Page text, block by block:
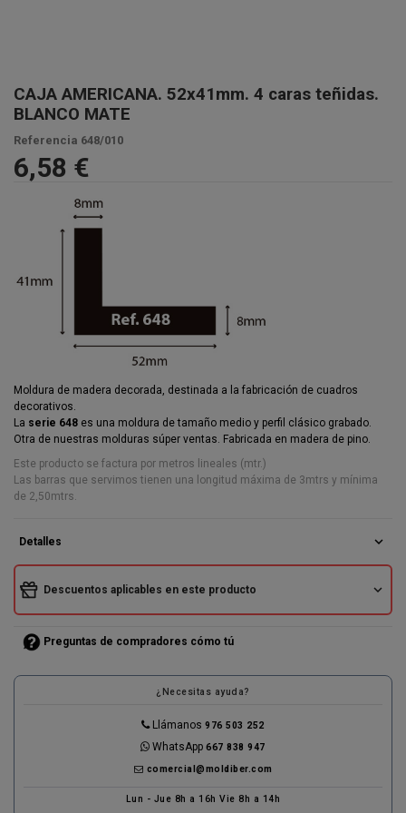
CAJA AMERICANA. 52x41mm. 4 caras teñidas.
BLANCO MATE
Referencia 648/010
6,58 €
Moldura de madera decorada, destinada a la fabricación de cuadros
decorativos.
La serie 648 es una moldura de tamaño medio y perfil clásico grabado.
Otra de nuestras molduras súper ventas. Fabricada en madera de pino.
Este producto se factura por metros lineales (mtr.)
Las barras que servimos tienen una longitud máxima de 3mtrs y mínima
de 2,50mtrs.
Detalles expand_more
Descuentos aplicables en este producto expand_more
Preguntas de compradores cómo tú
¿Necesitas ayuda?
Llámanos976 503 252
WhatsApp667 838 947
comercial@moldiber.com
Lun - Jue 8h a 16h Vie 8h a 14h